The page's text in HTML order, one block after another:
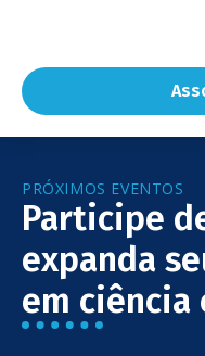
PRÓXIMOS EVENTOS
Participe
expanda
em ciência